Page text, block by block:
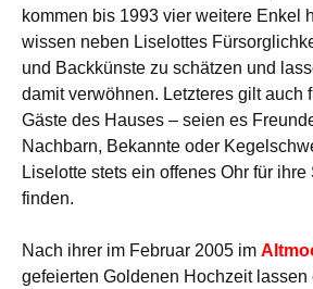
kommen bis 1993 vier weitere Enkel
wissen neben Liselottes
und Backkünste zu schätzen und
damit verwöhnen. Letzteres gilt auch
Gäste des Hauses – seien es
Nachbarn, Bekannte oder
Liselotte stets ein offenes Ohr für
finden.
Nach ihrer im Februar 2005 im
gefeierten Goldenen Hochzeit lassen